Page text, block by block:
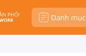
Danh mục